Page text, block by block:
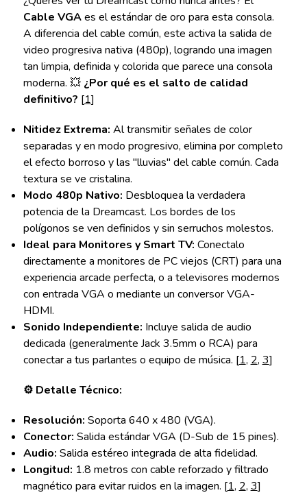
Cable VGAes el estándar de oro para esta consola.
A diferencia del cable común, este activa la salida de
video progresiva nativa (480p), logrando una imagen
tan limpia, definida y colorida que parece una consola
moderna. 💥 ¿Por qué es el salto de calidad
definitivo? [1]
Nitidez Extrema: Al transmitir señales de color
separadas y en modo progresivo, elimina por completo
el efecto borroso y las "lluvias" del cable común. Cada
textura se ve cristalina.
Modo 480p Nativo: Desbloquea la verdadera
potencia de la Dreamcast. Los bordes de los
polígonos se ven definidos y sin serruchos molestos.
Ideal para Monitores y Smart TV: Conectalo
directamente a monitores de PC viejos (CRT) para una
experiencia arcade perfecta, o a televisores modernos
con entrada VGA o mediante un conversor VGA-
HDMI.
Sonido Independiente: Incluye salida de audio
dedicada (generalmente Jack 3.5mm o RCA) para
conectar a tus parlantes o equipo de música. [1, 2, 3]
⚙️ Detalle Técnico:
Resolución: Soporta 640 x 480 (VGA).
Conector: Salida estándar VGA (D-Sub de 15 pines).
Audio: Salida estéreo integrada de alta fidelidad.
Longitud: 1.8 metros con cable reforzado y filtrado
magnético para evitar ruidos en la imagen. [1, 2, 3]